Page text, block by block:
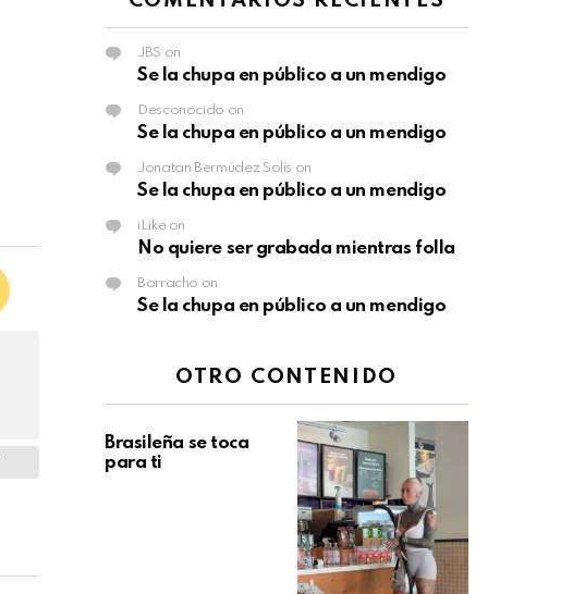
JBS on
Se la chupa en público a un mendigo
Desconocido on
Se la chupa en público a un mendigo
Jonatan Bermúdez Solís on
Se la chupa en público a un mendigo
iLikeon
No quiere ser grabada mientras folla
Borracho on
Se la chupa en público a un mendigo
OTRO CONTENIDO
Brasileña se toca
para ti